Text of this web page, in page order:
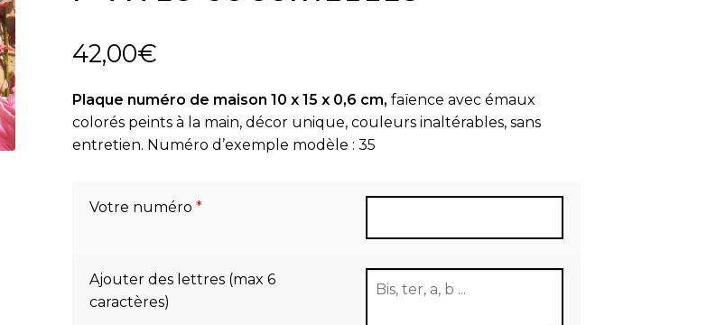
42,00€
Plaque numéro de maison 10 x 15 x 0,6 cm, faïence avec émaux
colorés peints à la main, décor unique, couleurs inaltérables, sans
entretien. Numéro d’exemple modèle : 35
Votre numéro *
Ajouter des lettres (max 6
caractères)